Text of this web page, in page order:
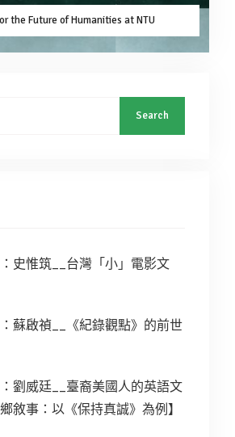
the Future of Humanities at NTU
：史惟筑__台灣「小」電影文
：蘇啟禎__《紀錄觀點》的前世
：劉威廷__臺裔美國人的英語文
敘事：以《保持真誠》為例】